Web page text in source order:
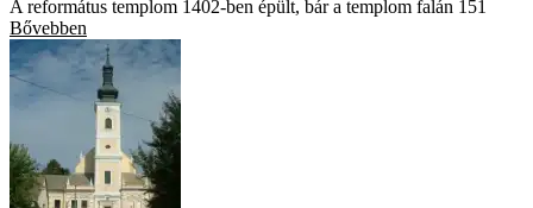
A református templom 1402-ben épült, bár a templom falán 151
Bővebben